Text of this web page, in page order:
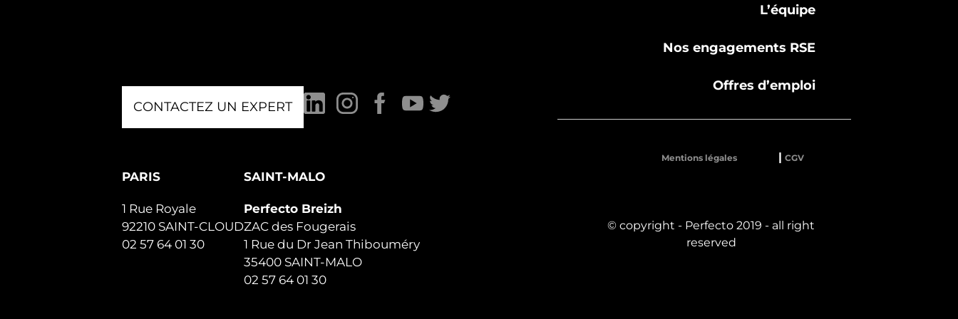
CONTACTEZ UN EXPERT
PARIS
1 Rue Royale
92210 SAINT-CLOUD
02 57 64 01 30
SAINT-MALO
Perfecto Breizh
ZAC des Fougerais
1 Rue du Dr Jean Thibouméry
35400 SAINT-MALO
02 57 64 01 30
L’équipe
Nos engagements RSE
Offres d’emploi
Mentions légales CGV
© copyright - Perfecto 2019 - all right
reserved